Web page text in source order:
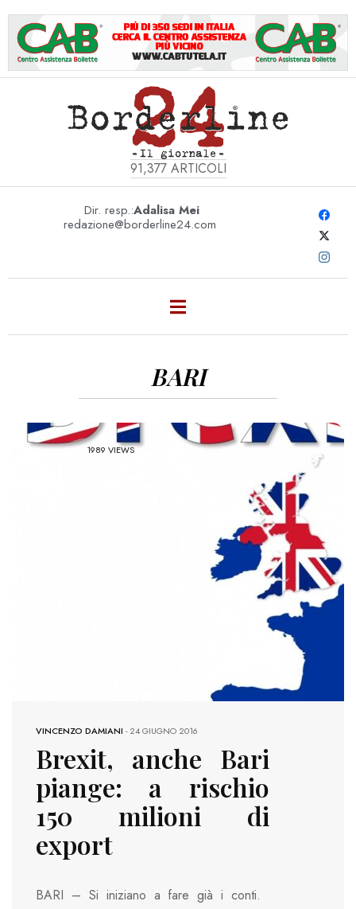
91,377ARTICOLI
Dir. resp.:Adalisa Mei
redazione@borderline24.com
BARI
1989 VIEWS
VINCENZO DAMIANI -24 GIUGNO 2016
Brexit, anche Bari
piange: a rischio
150 milioni di
export
BARI – Si iniziano a fare già i conti.